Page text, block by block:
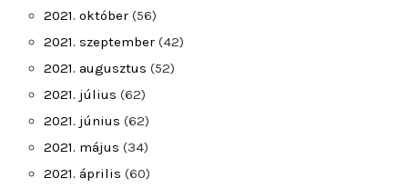
2021. október (56)
2021. szeptember (42)
2021. augusztus (52)
2021. július (62)
2021. június (62)
2021. május (34)
2021. április (60)